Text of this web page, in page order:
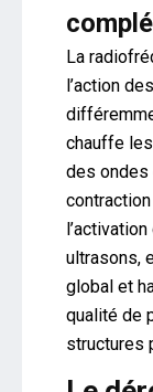
La
l’action
chauffe
des ondes
ultrasons,
global et
qualité de
structures